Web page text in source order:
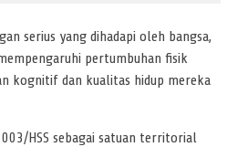
serius yang dihadapi oleh bangsa,
pertumbuhan fisik
kognitif dan kualitas hidup mereka
HSS sebagai satuan territorial